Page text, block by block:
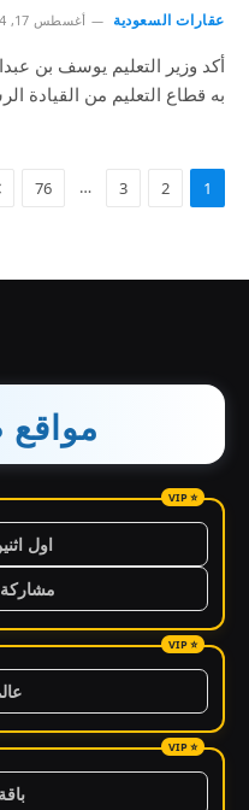
عقارات السعودية أغسطس 17, 2024
أكد وزير التعليم يوسف بن
به قطاع التعليم من القيادة
1
2
3
…
76
اول